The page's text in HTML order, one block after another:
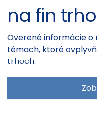
na fin
Overené informácie o
témach, ktoré
trhoch.